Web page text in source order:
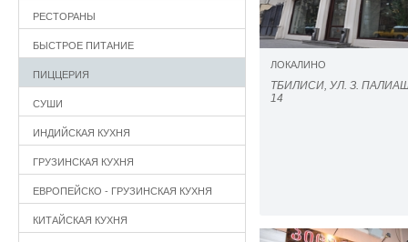
РЕСТОРАНЫ
БЫСТРОЕ ПИТАНИЕ
ПИЦЦЕРИЯ
СУШИ
ИНДИЙСКАЯ КУХНЯ
ГРУЗИНСКАЯ КУХНЯ
ЕВРОПЕЙСКО - ГРУЗИНСКАЯ КУХНЯ
КИТАЙСКАЯ КУХНЯ
ЛОКАЛИНО
ТБИЛИСИ, УЛ. З.
14